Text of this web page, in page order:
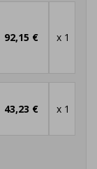
92,15 € x 1
43,23 € x 1